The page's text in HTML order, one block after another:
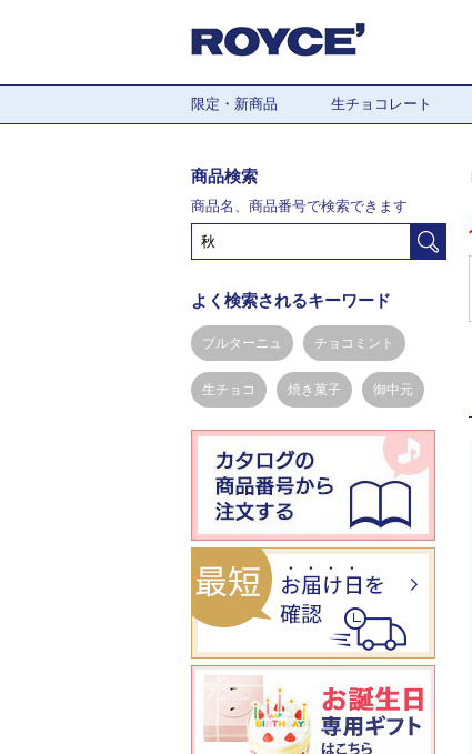
限定・新商品 生チョコレート
商品検索
商品名、商品番号で検索できます
よく検索されるキーワード
ブルターニュ チョコミント
生チョコ 焼き菓子 御中元